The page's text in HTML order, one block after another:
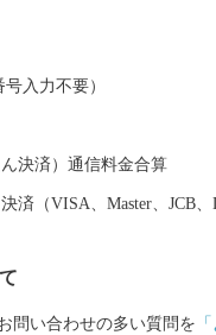
ば「ぎおん柏崎まつり海の
会場としているため、打上
、柏崎市には小学生から
ンウォーターポロクラブ柏
崎を応援してくれる柏崎フ
してください！ 会員の皆様
、会員限定の特典を受ける
入力不要）
決済）通信料金合算
済（VISA、Master、JCB、
問い合わせの多い質問を